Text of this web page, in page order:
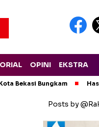
OPINI EKSTRA
Bekasi Bungkam
Posts by